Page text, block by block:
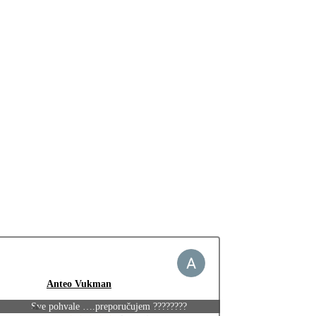
Anteo Vukman
Sve pohvale ….preporučujem ????????